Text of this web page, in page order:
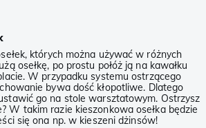
których można używać w różnych
osełkę, po prostu połóż ją na kawałku
W przypadku systemu ostrzącego
bywa dość kłopotliwe. Dlatego
go na stole warsztatowym. Ostrzysz
W takim razie kieszonkowa osełka będzie
się ona np. w kieszeni dżinsów!